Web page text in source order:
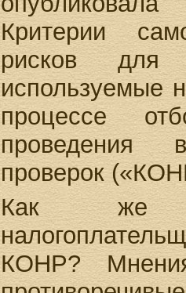
Критерии
рисков для
используемые
процессе
проведения
проверок
Как же
КОНР?